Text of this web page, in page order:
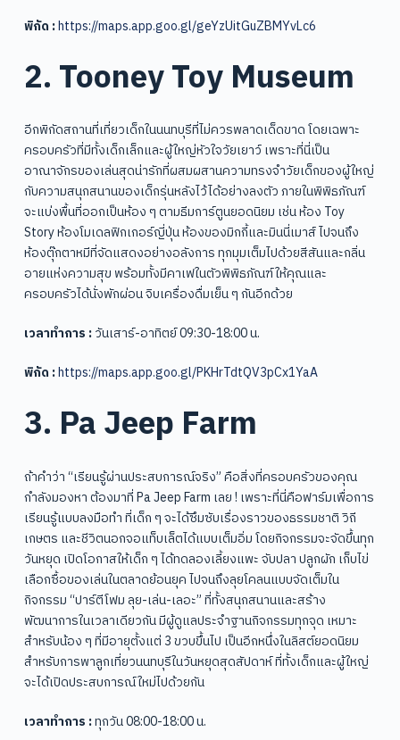
พิกัด :https://maps.app.goo.gl/geYzUitGuZBMYvLc6
2. Tooney Toy Museum
อีกพิกัดสถานที่เที่ยวเด็กในนนทบุรีที่ไม่ควรพลาดเด็ดขาด โดยเฉพาะ
ครอบครัวที่มีทั้งเด็กเล็กและผู้ใหญ่หัวใจวัยเยาว์ เพราะที่นี่เป็น
อาณาจักรของเล่นสุดน่ารักที่ผสมผสานความทรงจำวัยเด็กของผู้ใหญ่
กับความสนุกสนานของเด็กรุ่นหลังไว้ได้อย่างลงตัว ภายในพิพิธภัณฑ์
จะแบ่งพื้นที่ออกเป็นห้อง ๆ ตามธีมการ์ตูนยอดนิยม เช่น ห้อง Toy
Story ห้องโมเดลฟิกเกอร์ญี่ปุ่น ห้องของมิกกี้และมินนี่เมาส์ ไปจนถึง
ห้องตุ๊กตาหมีที่จัดแสดงอย่างอลังการ ทุกมุมเต็มไปด้วยสีสันและกลิ่น
อายแห่งความสุข พร้อมทั้งมีคาเฟในตัวพิพิธภัณฑ์ให้คุณและ
ครอบครัวได้นั่งพักผ่อน จิบเครื่องดื่มเย็น ๆ กันอีกด้วย
เวลาทำการ :วันเสาร์-อาทิตย์ 09:30-18:00 น.
พิกัด :https://maps.app.goo.gl/PKHrTdtQV3pCx1YaA
3. Pa Jeep Farm
ถ้าคำว่า “เรียนรู้ผ่านประสบการณ์จริง” คือสิ่งที่ครอบครัวของคุณ
กำลังมองหา ต้องมาที่ Pa Jeep Farm เลย ! เพราะที่นี่คือฟาร์มเพื่อการ
เรียนรู้แบบลงมือทำ ที่เด็ก ๆ จะได้ซึมซับเรื่องราวของธรรมชาติ วิถี
เกษตร และชีวิตนอกจอแท็บเล็ตได้แบบเต็มอิ่ม โดยกิจกรรมจะจัดขึ้นทุก
วันหยุด เปิดโอกาสให้เด็ก ๆ ได้ทดลองเลี้ยงแพะ จับปลา ปลูกผัก เก็บไข่
เลือกซื้อของเล่นในตลาดย้อนยุค ไปจนถึงลุยโคลนแบบจัดเต็มใน
กิจกรรม “ปาร์ตีโฟม ลุย-เล่น-เลอะ” ที่ทั้งสนุกสนานและสร้าง
พัฒนาการในเวลาเดียวกัน มีผู้ดูแลประจำฐานกิจกรรมทุกจุด เหมาะ
สำหรับน้อง ๆ ที่มีอายุตั้งแต่ 3 ขวบขึ้นไป เป็นอีกหนึ่งในลิสต์ยอดนิยม
สำหรับการพาลูกเที่ยวนนทบุรีในวันหยุดสุดสัปดาห์ ที่ทั้งเด็กและผู้ใหญ่
จะได้เปิดประสบการณ์ใหม่ไปด้วยกัน
เวลาทำการ :ทุกวัน 08:00-18:00 น.